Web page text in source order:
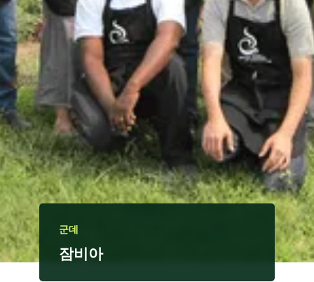
군데
잠비아